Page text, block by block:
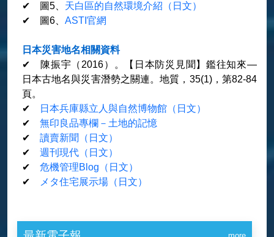
✔ 圖5、 天白區的自然環境介紹（日文）
✔ 圖6、 ASTI官網
日本災害地名相關資料
✔ 陳振宇（2016）。【日本防災見聞】鑑往知來—
日本古地名與災害潛勢之關連。地質，35(1)，第82-84
頁。
✔
日本兵庫縣立人與自然博物館（日文）
✔ 無印良品專欄－土地的記憶
✔ 讀賣新聞（日文）
✔ 週刊現代（日文）
✔ 危機管理Blog（日文）
✔
メタ住宅展示場（日文）